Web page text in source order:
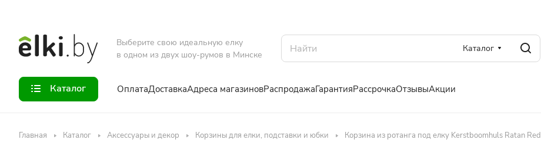
Выберите свою идеальную елку
в одном из двух шоу-румов в Минске
Каталог
Каталог ОплатаДоставкаАдреса магазиновРаспродажаГарантияРассрочкаОтзывыАкции
Главная Каталог Аксессуары и декор Корзины для елки, подставки и юбки Корзина из ротанга под елку Kerstboomhuls Ratan Red